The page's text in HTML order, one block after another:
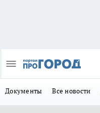
Документы Все новости